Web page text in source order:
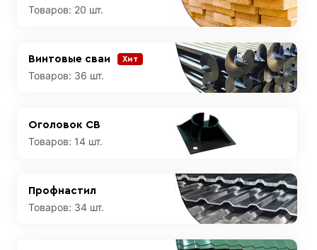
Товаров: 20 шт.
Винтовые сваи Хит
Товаров: 36 шт.
Оголовок СВ
Товаров: 14 шт.
Профнастил
Товаров: 34 шт.